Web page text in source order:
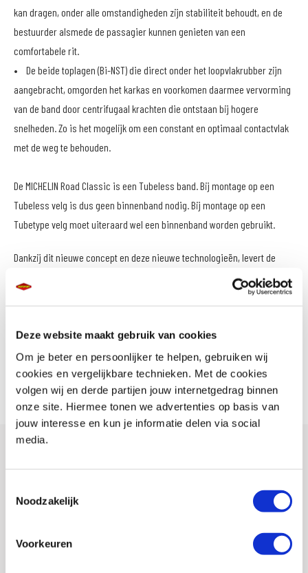
Deze website maakt gebruik van cookies
Om je beter en persoonlijker te helpen, gebruiken wij
cookies en vergelijkbare technieken. Met de cookies
volgen wij en derde partijen jouw internetgedrag binnen
onze site. Hiermee tonen we advertenties op basis van
jouw interesse en kun je informatie delen via social
media.
Noodzakelijk
Voorkeuren
kan dragen, onder alle omstandigheden zijn stabiliteit behoudt, en de
bestuurder alsmede de passagier kunnen genieten van een
comfortabele rit.
• De beide toplagen (Bi-NST) die direct onder het loopvlakrubber zijn
aangebracht, omgorden het karkas en voorkomen daarmee vervorming
van de band door centrifugaal krachten die ontstaan bij hogere
snelheden. Zo is het mogelijk om een constant en optimaal contactvlak
met de weg te behouden.
De MICHELIN Road Classic is een Tubeless band. Bij montage op een
Tubeless velg is dus geen binnenband nodig. Bij montage op een
Tubetype velg moet uiteraard wel een binnenband worden gebruikt.
Dankzij dit nieuwe concept en deze nieuwe technologieën, levert de
MICHELIN Road Classic de beste prestaties op elk gebied. Ten opzichte
van zijn voorganger is hij aanzienlijk beter qua stabiliteit in een rechte
de handling in het algemeen zijn eveneens verbeterd.
Het totale aanbod MICHELIN Road Classic banden bestaat uit 9 maten
voor- en 10 maten achterbanden.
Michelin Road Classic